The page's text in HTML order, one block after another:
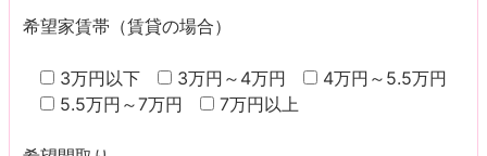
希望家賃帯（賃貸の場合）
3万円以下 3万円～4万円
4万円～5.5万円
5.5万円～7万円
7万円以上